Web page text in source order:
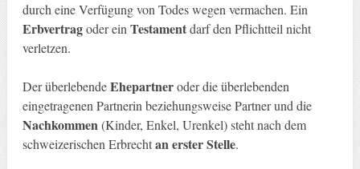
durch eine Verfügung von Todes wegen vermachen. Ein
Erbvertragoder einTestamentdarf den Pflichtteil nicht
verletzen.
Der überlebendeEhepartneroder die überlebenden
eingetragenen Partnerin beziehungsweise Partner und die
Nachkommen(Kinder, Enkel, Urenkel) steht nach dem
schweizerischen Erbrechtan erster Stelle.